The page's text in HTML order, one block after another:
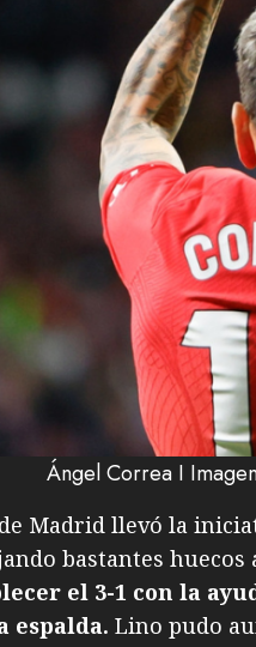
Ángel Correa I
Madrid llevó la
bastantes huecos
el 3-1 con la
espalda. Lino pudo